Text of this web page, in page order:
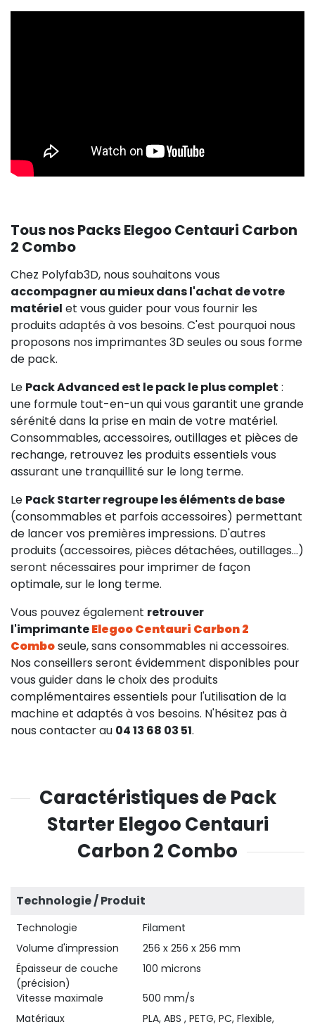
Tous nos Packs Elegoo Centauri Carbon
2 Combo
Chez Polyfab3D, nous souhaitons vous
accompagner au mieux dans l'achat de votre
matériel et vous guider pour vous fournir les
produits adaptés à vos besoins. C'est pourquoi nous
proposons nos imprimantes 3D seules ou sous forme
de pack.
Le Pack Advanced est le pack le plus complet :
une formule tout-en-un qui vous garantit une grande
sérénité dans la prise en main de votre matériel.
Consommables, accessoires, outillages et pièces de
rechange, retrouvez les produits essentiels vous
assurant une tranquillité sur le long terme.
Le Pack Starter regroupe les éléments de base
(consommables et parfois accessoires) permettant
de lancer vos premières impressions. D'autres
produits (accessoires, pièces détachées, outillages...)
seront nécessaires pour imprimer de façon
optimale, sur le long terme.
Vous pouvez également retrouver
l'imprimanteElegoo Centauri Carbon 2
Comboseule, sans consommables ni accessoires.
Nos conseillers seront évidemment disponibles pour
vous guider dans le choix des produits
complémentaires essentiels pour l'utilisation de la
machine et adaptés à vos besoins. N'hésitez pas à
nous contacter au 04 13 68 03 51.
Caractéristiques de Pack
Starter Elegoo Centauri
Carbon 2 Combo
Technologie / Produit
Technologie
Filament
Volume d'impression
256 x 256 x 256 mm
Épaisseur de couche
(précision)
100 microns
Vitesse maximale
500 mm/s
Matériaux
PLA, ABS , PETG, PC, Flexible,